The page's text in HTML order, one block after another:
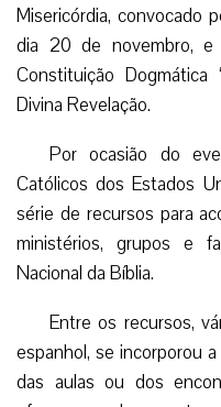
Misericórdia, convocado
dia 20 de novembro, e
Constituição
Divina Revelação.
Por ocasião do
evento, a
Conferência de
Bispos Católicos
dos Estados
prepararam uma
série de recursos
para acompanhar as